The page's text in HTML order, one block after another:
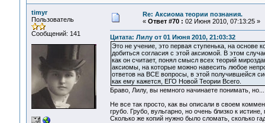
timyr
Пользователь
Сообщений: 141
Re: Аксиома теории познания.
« Ответ #70 : 02 Июня 2010, 07:13:25 »
Цитата: Лилу от 01 Июня 2010, 21:03:32
Это не учение, это первая ступенька, на
добиться согласия с этой аксиомой. В этом
как он считает, понял смысл всех теорий
аксиомы, на которые можно навесить любое
ответов на ВСЕ вопросы, в этой получившейся
как ему кажется, ЕГО Новой Теории Всего.
Браво, Лилу, вы немного начинаете понимать, но...
Не все так просто, как вы описали в своем
грубо. Грубо, вульгарно, но очень близко к истине,
Сколько же копий нужно было сломать, сколько